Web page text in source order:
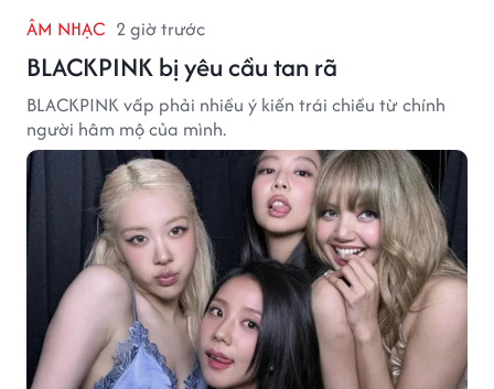
ÂM NHẠC 2 giờ trước
BLACKPINK bị yêu cầu tan rã
BLACKPINK vấp phải nhiều ý kiến trái chiều từ chính
người hâm mộ của mình.